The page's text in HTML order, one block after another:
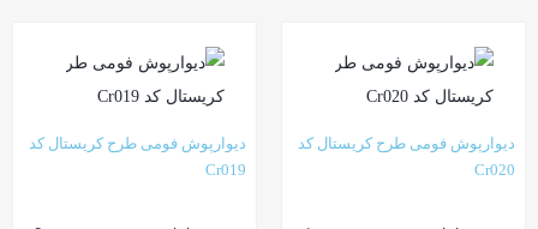
دیوارپوش فومی طرح کریستال کد
Cr020
دیوارپوش فومی طرح کریستال کد
Cr019